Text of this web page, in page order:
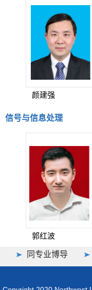
颜建强
信号与信息处理
郭红波
同专业博导